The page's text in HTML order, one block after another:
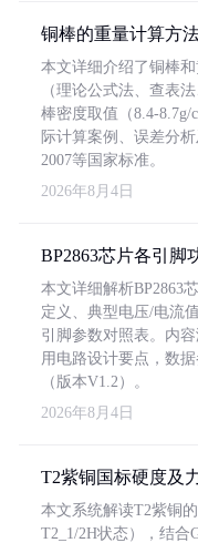
铜棒的重量计算方
本文详细介绍了铜棒
（理论公式法、查表
棒密度取值（8.4-8.7g/
际计算案例、误差分
2007等国家标准。
2026年8月4日
BP2863芯片各引脚
本文详细解析BP2863
定义、典型电压/电流
引脚参数对照表。内
用电路设计要点，数
（版本V1.2）。
2026年8月4日
T2紫铜国标硬度及
本文系统解读T2紫铜
T2_1/2H状态），结合